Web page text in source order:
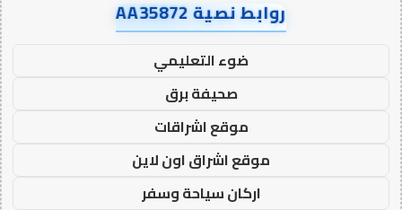
روابط نصية AA35872
ضوء التعليمي
صحيفة برق
موقع اشراقات
موقع اشراق اون لاين
اركان سياحة وسفر